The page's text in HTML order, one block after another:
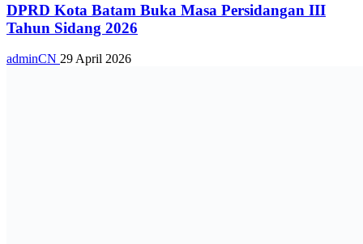
DPRD Kota Batam Buka Masa Persidangan III
Tahun Sidang 2026
adminCN 29 April 2026